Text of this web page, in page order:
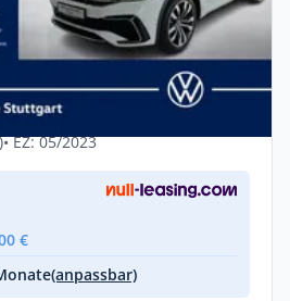
Allspace R-Line 2.0
PS (140 kW)
• EZ: 05/2023
€
(anpassbar)